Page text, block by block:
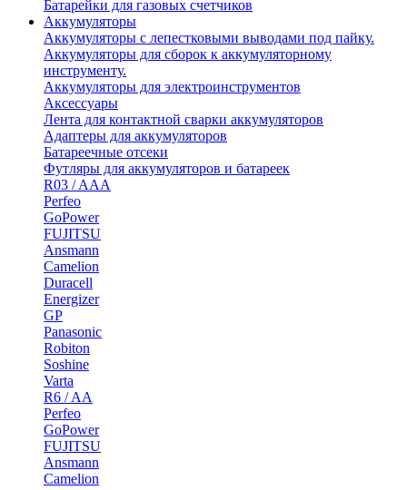
Батарейки для газовых счетчиков
Аккумуляторы
Аккумуляторы с лепестковыми выводами под пайку.
Аккумуляторы для сборок к аккумуляторному
инструменту.
Аккумуляторы для электроинструментов
Аксессуары
Лента для контактной сварки аккумуляторов
Адаптеры для аккумуляторов
Батареечные отсеки
Футляры для аккумуляторов и батареек
R03 / AAA
Perfeo
GoPower
FUJITSU
Ansmann
Camelion
Duracell
Energizer
GP
Panasonic
Robiton
Soshine
Varta
R6 / AA
Perfeo
GoPower
FUJITSU
Ansmann
Camelion